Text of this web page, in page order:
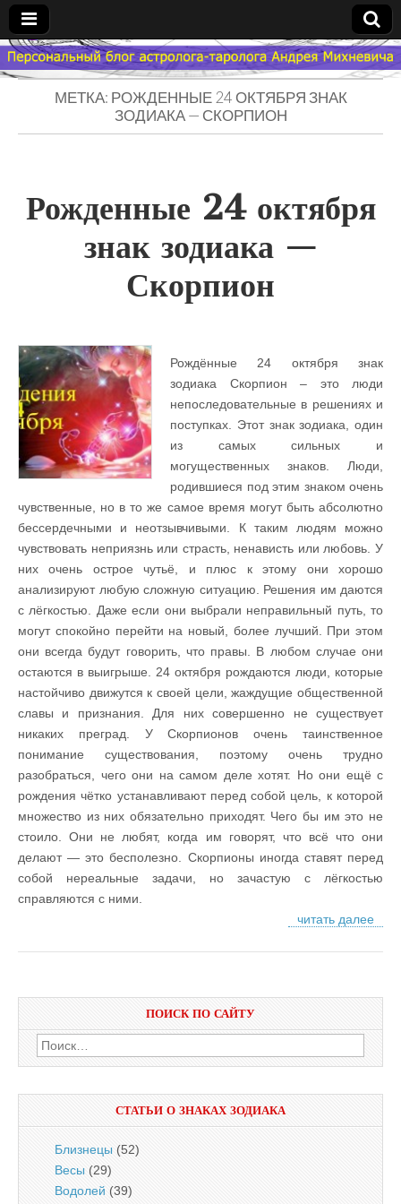
Гороскоп
Мой
Зодиака
— MZZ
МЕТКА: РОЖДЕННЫЕ 24 ОКТЯБРЯ ЗНАК
ЗОДИАКА — СКОРПИОН
Рожденные 24 октября
знак зодиака —
Скорпион
Рождённые 24 октября знак
зодиака Скорпион – это люди
непоследовательные в решениях и
поступках. Этот знак зодиака, один
из самых сильных и
могущественных знаков. Люди,
родившиеся под этим знаком очень
чувственные, но в то же самое время могут быть абсолютно
бессердечными и неотзывчивыми. К таким людям можно
чувствовать неприязнь или страсть, ненависть или любовь. У
них очень острое чутьё, и плюс к этому они хорошо
анализируют любую сложную ситуацию. Решения им даются
с лёгкостью. Даже если они выбрали неправильный путь, то
могут спокойно перейти на новый, более лучший. При этом
они всегда будут говорить, что правы. В любом случае они
остаются в выигрыше. 24 октября рождаются люди, которые
настойчиво движутся к своей цели, жаждущие общественной
славы и признания. Для них совершенно не существует
никаких преград. У Скорпионов очень таинственное
понимание существования, поэтому очень трудно
разобраться, чего они на самом деле хотят. Но они ещё с
рождения чётко устанавливают перед собой цель, к которой
множество из них обязательно приходят. Чего бы им это не
стоило. Они не любят, когда им говорят, что всё что они
делают — это бесполезно. Скорпионы иногда ставят перед
собой нереальные задачи, но зачастую с лёгкостью
справляются с ними.
читать далее
ПОИСК ПО САЙТУ
Найти:
СТАТЬИ О ЗНАКАХ ЗОДИАКА
Близнецы (52)
Весы (29)
Водолей (39)